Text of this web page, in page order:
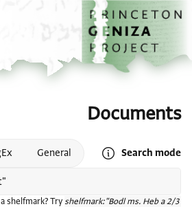
דילוג לתוכן
דף הבית
Documents
Search mode
Open search mode help
General
shelfmark? Try shelfmark:"Bodl ms. Heb a 2/3"